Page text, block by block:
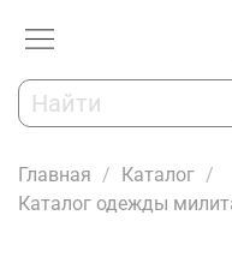
Главная
Каталог
Каталог одежды